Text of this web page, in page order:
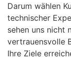
Darum wählen
technischer
sehen uns nicht
vertrauensvolle
Ihre Ziele